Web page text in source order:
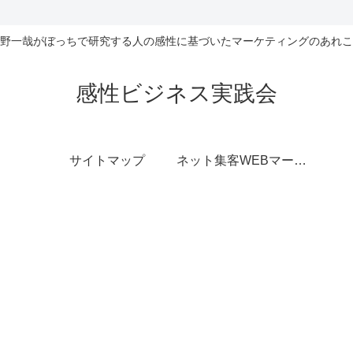
一哉がぼっちで研究する人の感性に基づいたマーケティングのあれ
感性ビジネス実践会
サイトマップ ネット集客WEBマーケティング無料相談室